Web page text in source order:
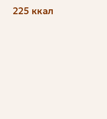
225 ккал